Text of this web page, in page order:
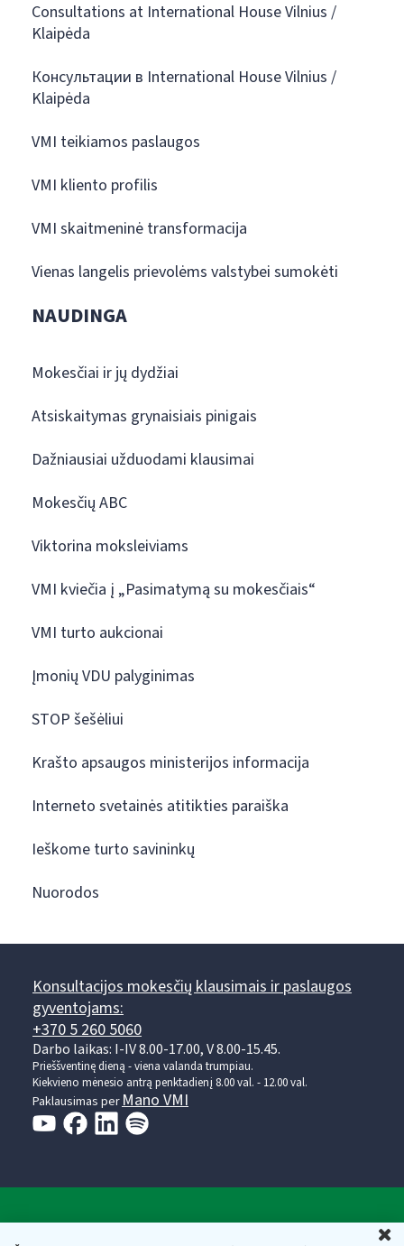
Consultations at International House Vilnius /
Klaipėda
Консультации в International House Vilnius /
Klaipėda
VMI teikiamos paslaugos
VMI kliento profilis
VMI skaitmeninė transformacija
Vienas langelis prievolėms valstybei sumokėti
NAUDINGA
Mokesčiai ir jų dydžiai
Atsiskaitymas grynaisiais pinigais
Dažniausiai užduodami klausimai
Mokesčių ABC
Viktorina moksleiviams
VMI kviečia į „Pasimatymą su mokesčiais“
VMI turto aukcionai
Įmonių VDU palyginimas
STOP šešėliui
Krašto apsaugos ministerijos informacija
Interneto svetainės atitikties paraiška
Ieškome turto savininkų
Nuorodos
Konsultacijos mokesčių klausimais ir paslaugos
gyventojams:
+370 5 260 5060
Darbo laikas: I-IV 8.00-17.00, V 8.00-15.45.
Prieššventinę dieną - viena valanda trumpiau.
Kiekvieno mėnesio antrą penktadienį 8.00 val. - 12.00 val.
Paklausimas perMano VMI
Valstybinė mokesčių inspekcija prie Lietuvos